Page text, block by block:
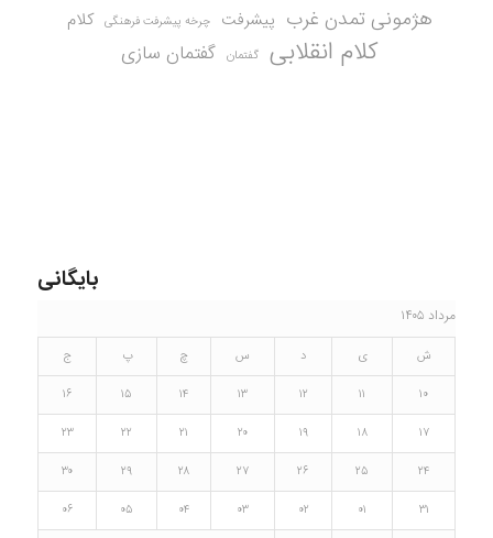
هژمونی تمدن غرب پیشرفت چرخه پیشرفت فرهنگی کلام
کلام انقلابی گفتمان گفتمان سازی
بایگانی
مرداد ۱۴۰۵
ش ی د س چ پ
ج
۱۰
۱۱ ۱۲ ۱۳ ۱۴ ۱۵
۱۶
۱۷
۱۸ ۱۹ ۲۰ ۲۱ ۲۲
۲۳
۲۴
۲۵ ۲۶ ۲۷ ۲۸ ۲۹
۳۰
۳۱
۰۱ ۰۲ ۰۳ ۰۴ ۰۵
۰۶